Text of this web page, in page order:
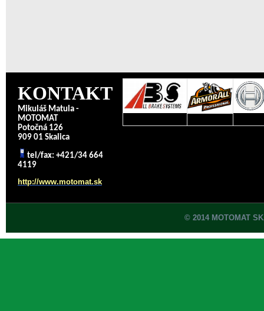
KONTAKT
Mikuláš Matula -
MOTOMAT
Potočná 126
909 01 Skalica
tel/fax: +421/34 664
4119
http://www.motomat.sk
© 2014